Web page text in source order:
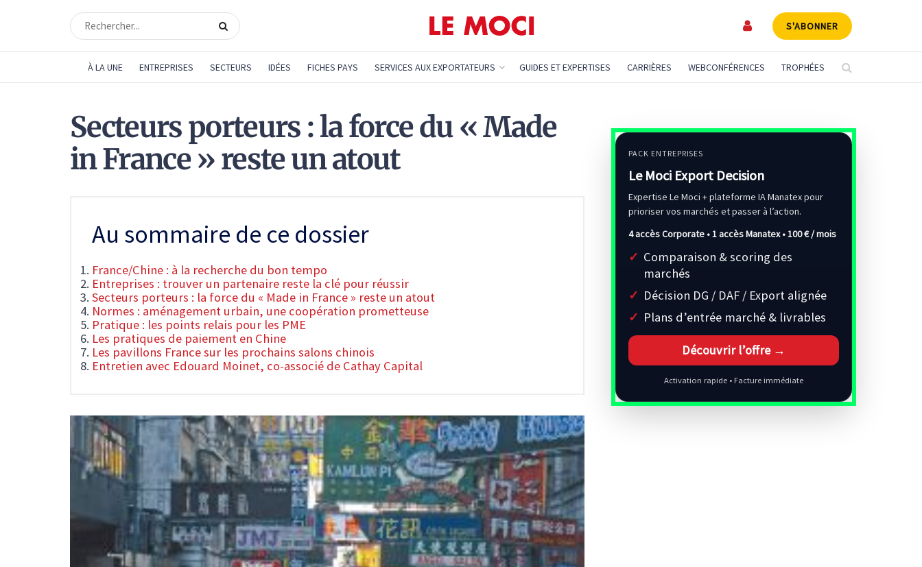
S'ABONNER
À LA UNE ENTREPRISES SECTEURS IDÉES FICHES PAYS SERVICES AUX EXPORTATEURS GUIDES ET EXPERTISES CARRIÈRES WEBCONFÉRENCES TROPHÉES
Secteurs porteurs : la force du « Made
in France » reste un atout
Au sommaire de ce dossier
France/Chine : à la recherche du bon tempo
Entreprises : trouver un partenaire reste la clé pour réussir
Secteurs porteurs : la force du « Made in France » reste un atout
Normes : aménagement urbain, une coopération prometteuse
Pratique : les points relais pour les PME
Les pratiques de paiement en Chine
Les pavillons France sur les prochains salons chinois
Entretien avec Edouard Moinet, co-associé de Cathay Capital
PACK ENTREPRISES
Le Moci Export Decision
Expertise Le Moci + plateforme IA Manatex pour
prioriser vos marchés et passer à l’action.
4 accès Corporate • 1 accès Manatex •100 € / mois
Comparaison & scoring des
marchés
Décision DG / DAF / Export alignée
Plans d’entrée marché & livrables
Découvrir l’offre →
Activation rapide • Facture immédiate